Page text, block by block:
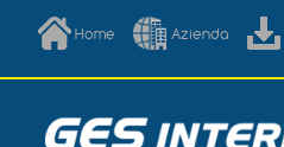
Home Azienda